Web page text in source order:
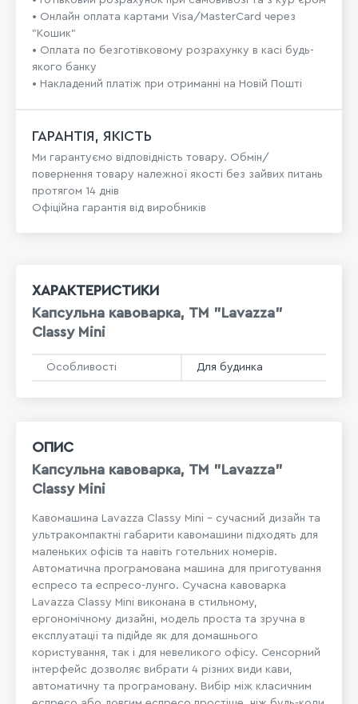
• Онлайн оплата картами Visa/MasterCard через
"Кошик"
• Оплата по безготівковому розрахунку в касі будь-
якого банку
• Накладений платіж при отриманні на Новій Пошті
ГАРАНТІЯ, ЯКІСТЬ
Ми гарантуємо відповідність товару. Обмін/
повернення товару належної якості без зайвих питань
протягом 14 днів
Офіційна гарантія від виробників
ОПИС
Капсульна кавоварка, ТМ "Lavazza"
Classy Mini
Кавомашина Lavazza Classy Mini – сучасний дизайн та
ультракомпактні габарити кавомашини підходять для
маленьких офісів та навіть готельних номерів.
Автоматична програмована машина для приготування
еспресо та еспресо-лунго. Сучасна кавоварка
Lavazza Classy Mini виконана в стильному,
ергономічному дизайні, модель проста та зручна в
експлуатації та підійде як для домашнього
користування, так і для невеликого офісу. Сенсорний
інтерфейс дозволяє вибрати 4 різних види кави,
автоматичну та програмовану. Вибір між класичним
ХАРАКТЕРИСТИКИ
Капсульна кавоварка, ТМ "Lavazza"
Classy Mini
Особливості Для будинка